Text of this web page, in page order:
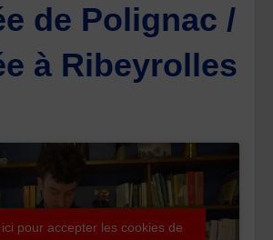
de Polignac /
à Ribeyrolles
pour accepter les cookies de